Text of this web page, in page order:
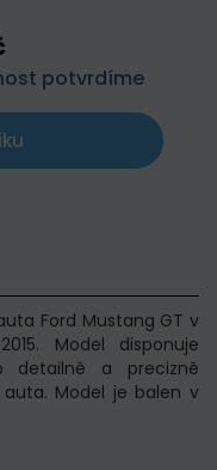
potvrdíme
Ford Mustang GT v
Model disponuje
detailně a precizně
Model je balen v